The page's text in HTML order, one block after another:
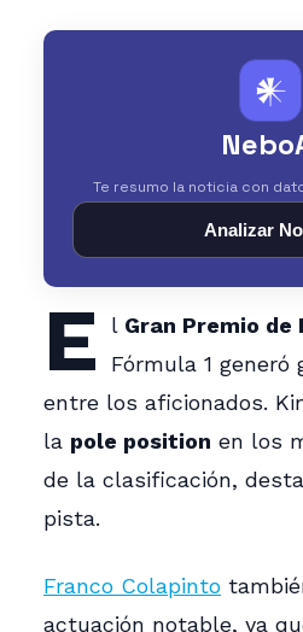
𒀭
Te resumo la noticia con
Analizar
E l Gran Premio de
Fórmula 1 generó
entre los aficionados.
la pole position en los
de la clasificación,
pista.
Franco Colapinto
actuación notable, ya